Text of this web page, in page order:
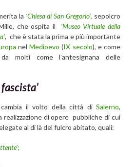
la ‘Chiesa di San Gregorio’, sepolcro
che ospita il
‘Museo Virtuale della
, che è stata la prima e più importante
nel Medioevo (IX secolo), e come
molti come l’antesignana delle
il volto della città di Salerno,
realizzazione di opere pubbliche di cui
al di là del fulcro abitato, quali:
;